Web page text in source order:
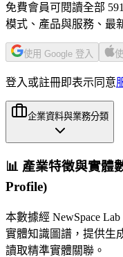
免費會員可閱讀全部
模式、產品與服務、最
使用 Google 登入
登入或註冊即表示同意
企業資料與業務分類
📊 產業特徵與實體
Profile)
本數據經 NewSpace
實體知識圖譜，提供生
讀取精準實體關聯。